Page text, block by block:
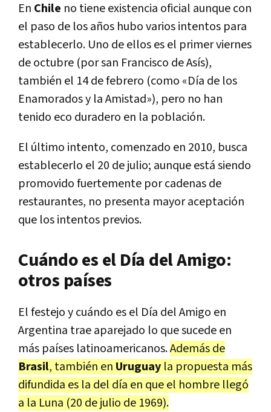
En Chile no tiene existencia oficial aunque con
el paso de los años hubo varios intentos para
establecerlo. Uno de ellos es el primer viernes
de octubre (por san Francisco de Asís),
también el 14 de febrero (como «Día de los
Enamorados y la Amistad»), pero no han
tenido eco duradero en la población.
El último intento, comenzado en 2010, busca
establecerlo el 20 de julio; aunque está siendo
promovido fuertemente por cadenas de
restaurantes, no presenta mayor aceptación
que los intentos previos.
Cuándo es el Día del Amigo:
otros países
El festejo y cuándo es el Día del Amigo en
Argentina trae aparejado lo que sucede en
más países latinoamericanos.Además de
Brasil, también en Uruguay la propuesta más
difundida es la del día en que el hombre llegó
a la Luna (20 de julio de 1969).